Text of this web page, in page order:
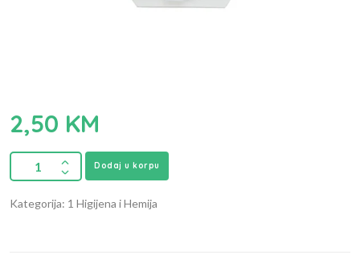
2,50 KM
Dodaj u korpu
Kategorija: 1 Higijena i Hemija